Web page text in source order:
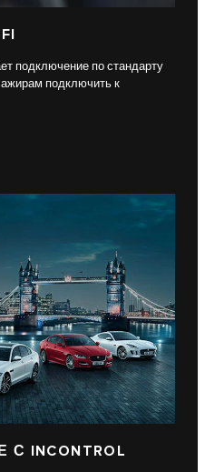
подключение по стандарту
подключить к
INCONTROL